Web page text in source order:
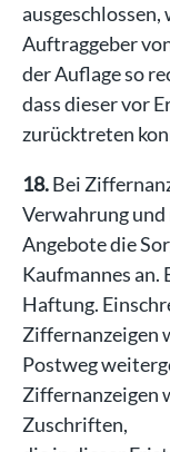
ausgeschlossen,
Auftraggeber
der Auflage so
dass dieser vor
zurücktreten
18.Bei
Verwahrung
Angebote die
Kaufmannes an.
Haftung.
Ziffernanzeigen
Postweg
Ziffernanzeigen
Zuschriften,